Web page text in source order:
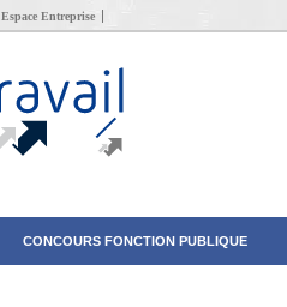
Espace Entreprise
CONCOURS FONCTION PUBLIQUE